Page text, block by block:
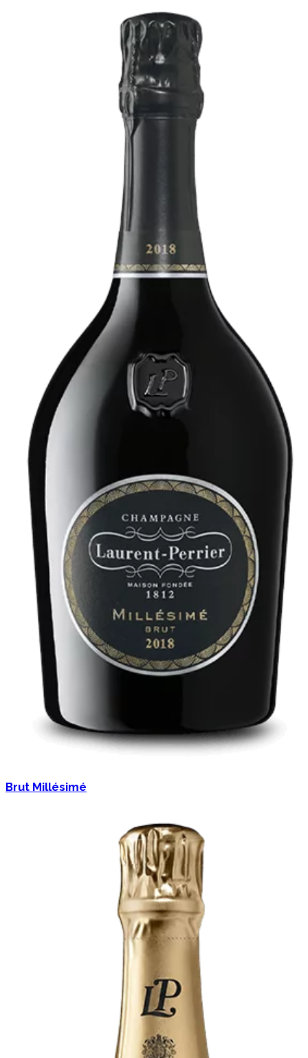
Brut Millésimé